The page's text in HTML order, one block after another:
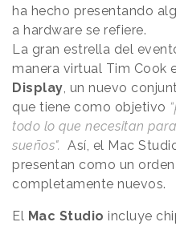
ha hecho presentando
a hardware se refiere.
La gran estrella del
manera virtual Tim Cook
Display, un nuevo
que tiene como objetivo
todo lo que necesitan
sueños". Así, el Mac
presentan como un
completamente nuevos.
El Mac Studio incluye